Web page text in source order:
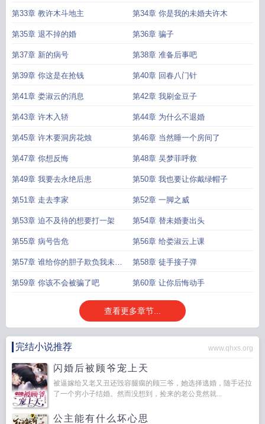
第33章 教许木斗地主 第34章 你是我的未婚夫许木
第35章 退不掉的婚 第36章 骗子
第37章 新的病号 第38章 准备后事吧
第39章 你这是在抢钱 第40章 回春八门针
第41章 娄淑云的消息 第42章 我刷金豆子
第43章 许木入轿 第44章 为什么不退婚
第45章 许木要洞房花烛 第46章 当然睡一个房间了
第47章 你想反悔 第48章 吴梦菲呼救
第49章 我要去永绝后患 第50章 我也要让你戴绿帽子
第51章 走去李家 第52章 一脚之威
第53章 迫不及待的想要打一架 第54章 替未婚妻出头
第55章 病号告危 第56章 给娄淑云上课
第57章 谁给你的胆子欺负我未婚
妻
第58章 徒手接子弹
第59章 你该不会被骗了吧 第60章 让你后悔动手
查看更多章节...
完结小说推荐 www.qhxs.org
闪婚后被顾爷宠上天
被逼嫁给又老又丑还毁容腿瘸的顾三爷，她选择逃婚，随手还拉
了一个穷小子结婚。然而没想到，捡来的老公竟然就...
公主能有什么坏心思